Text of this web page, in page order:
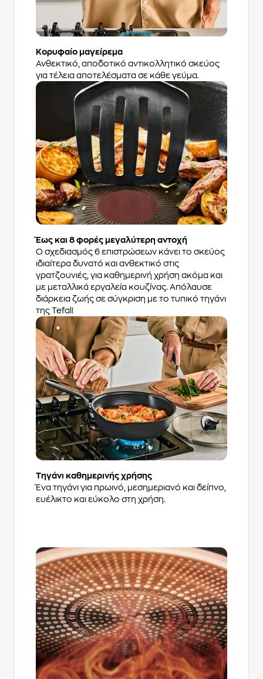
Κορυφαίο μαγείρεμα
Ανθεκτικό, αποδοτικό αντικολλητικό σκεύος
για τέλεια αποτελέσματα σε κάθε γεύμα.
Έως και 8 φορές μεγαλύτερη αντοχή
Ο σχεδιασμός 6 επιστρώσεων κάνει το σκεύος
ιδιαίτερα δυνατό και ανθεκτικό στις
γρατζουνιές, για καθημερινή χρήση ακόμα και
με μεταλλικά εργαλεία κουζίνας. Απόλαυσε
διάρκεια ζωής σε σύγκριση με το τυπικό τηγάνι
της Tefal!
Τηγάνι καθημερινής χρήσης
Ένα τηγάνι για πρωινό, μεσημεριανό και δείπνο,
ευέλικτο και εύκολο στη χρήση.